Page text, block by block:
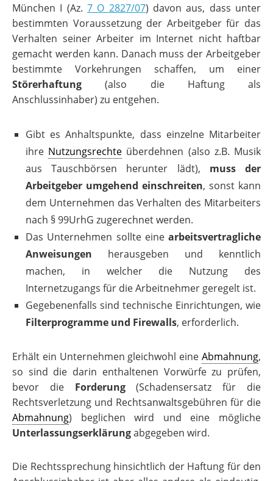
München I (Az. 7 O 2827/07) davon aus, dass unter
bestimmten Voraussetzung der Arbeitgeber für das
Verhalten seiner Arbeiter im Internet nicht haftbar
gemacht werden kann. Danach muss der Arbeitgeber
bestimmte Vorkehrungen schaffen, um einer
Störerhaftung (also die Haftung als
Anschlussinhaber) zu entgehen.
Gibt es Anhaltspunkte, dass einzelne Mitarbeiter
ihre Nutzungsrechte überdehnen (also z.B. Musik
aus Tauschbörsen herunter lädt), muss der
Arbeitgeber umgehend einschreiten, sonst kann
dem Unternehmen das Verhalten des Mitarbeiters
nach § 99UrhG zugerechnet werden.
Das Unternehmen sollte eine arbeitsvertragliche
Anweisungen herausgeben und kenntlich
machen, in welcher die Nutzung des
Internetzugangs für die Arbeitnehmer geregelt ist.
Gegebenenfalls sind technische Einrichtungen, wie
Filterprogramme und Firewalls, erforderlich.
Erhält ein Unternehmen gleichwohl eine Abmahnung,
so sind die darin enthaltenen Vorwürfe zu prüfen,
bevor die Forderung(Schadensersatz für die
Rechtsverletzung und Rechtsanwaltsgebühren für die
Abmahnung) beglichen wird und eine mögliche
Unterlassungserklärungabgegeben wird.
Die Rechtssprechung hinsichtlich der Haftung für den